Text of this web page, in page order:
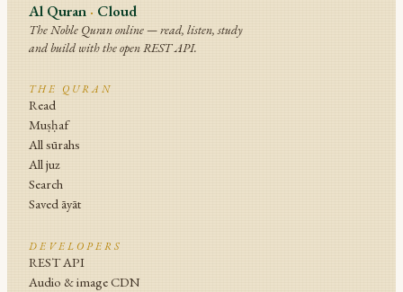
Al Quran · Cloud
The Noble Quran online — read, listen, study
and build with the open REST API.
THE QURAN
Read
Muṣḥaf
All sūrahs
All juz
Search
Saved āyāt
DEVELOPERS
REST API
Audio & image CDN